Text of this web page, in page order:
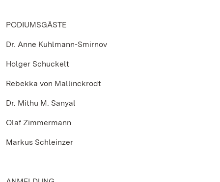
PODIUMSGÄSTE
Dr. Anne Kuhlmann-Smirnov
Holger Schuckelt
Rebekka von Mallinckrodt
Dr. Mithu M. Sanyal
Olaf Zimmermann
Markus Schleinzer